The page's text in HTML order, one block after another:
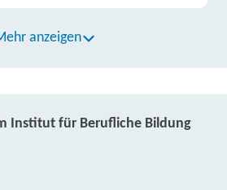
anzeigen
Institut für Berufliche Bildung